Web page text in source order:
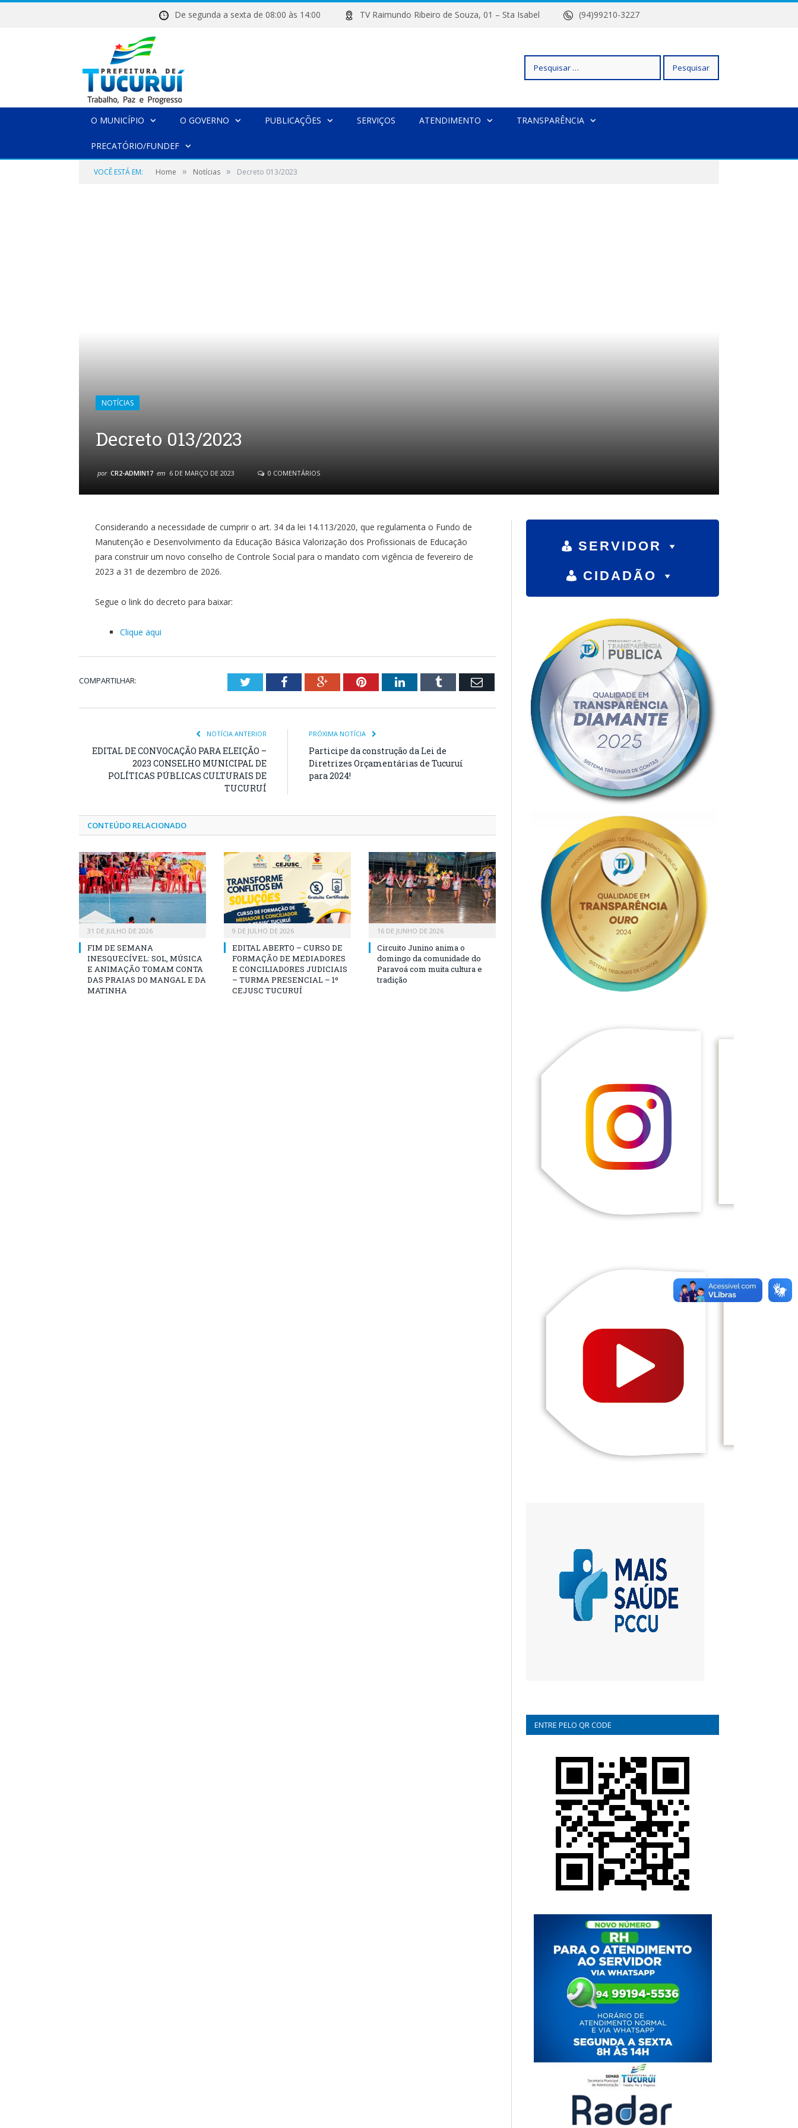
De segunda a sexta de 08:00 às 14:00 TV Raimundo Ribeiro de Souza, 01 – Sta Isabel (94)99210-3227
Pesquisar
O MUNICÍPIO O GOVERNO PUBLICAÇÕES SERVIÇOS ATENDIMENTO TRANSPARÊNCIA
PRECATÓRIO/FUNDEF
VOCÊ ESTÁ EM: Home » Notícias » Decreto 013/2023
NOTÍCIAS
Decreto 013/2023
por CR2-ADMIN17 em 6 DE MARÇO DE 2023 0 COMENTÁRIOS
Considerando a necessidade de cumprir o art. 34 da lei 14.113/2020, que regulamenta o Fundo de
Manutenção e Desenvolvimento da Educação Básica Valorização dos Profissionais de Educação
para construir um novo conselho de Controle Social para o mandato com vigência de fevereiro de
2023 a 31 de dezembro de 2026.
Segue o link do decreto para baixar:
Clique aqui
COMPARTILHAR: TwitterFacebookGoogle+PinterestLinkedInTumblr Email
NOTÍCIA ANTERIOR
EDITAL DE CONVOCAÇÃO PARA ELEIÇÃO –
2023 CONSELHO MUNICIPAL DE
POLÍTICAS PÚBLICAS CULTURAIS DE
TUCURUÍ
PRÓXIMA NOTÍCIA
Participe da construção da Lei de
Diretrizes Orçamentárias de Tucuruí
para 2024!
CONTEÚDO RELACIONADO
31 DE JULHO DE 2026
FIM DE SEMANA
INESQUECÍVEL: SOL, MÚSICA
E ANIMAÇÃO TOMAM CONTA
DAS PRAIAS DO MANGAL E DA
MATINHA
9 DE JULHO DE 2026
EDITAL ABERTO – CURSO DE
FORMAÇÃO DE MEDIADORES
E CONCILIADORES JUDICIAIS
– TURMA PRESENCIAL – 1º
CEJUSC TUCURUÍ
16 DE JUNHO DE 2026
Circuito Junino anima o
domingo da comunidade do
Paravoá com muita cultura e
tradição
SERVIDOR
CIDADÃO
ENTRE PELO QR CODE